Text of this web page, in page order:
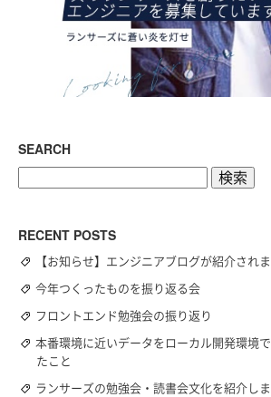
SEARCH
RECENT POSTS
【お知らせ】エンジニアブログが紹介され
今年つくったものを振り返る会
フロントエンド勉強会の振り返り
本番環境に近いデータをローカル開発環境
たこと
ランサーズの勉強会・読書会文化を紹介し